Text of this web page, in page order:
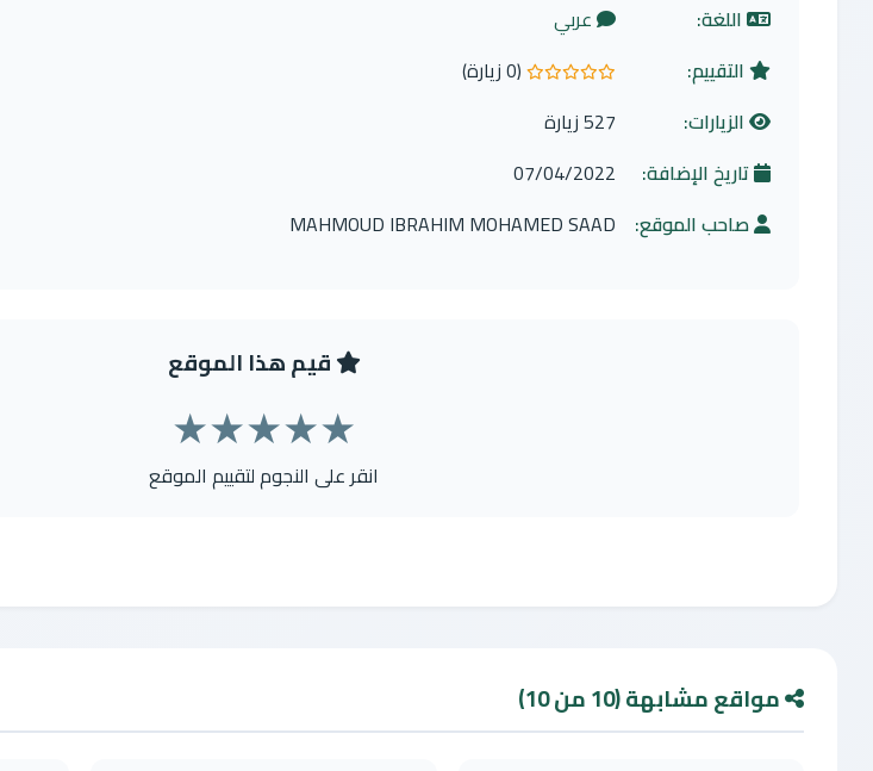
اللغة:
عربي
التقييم:
0.0 من 5 نجوم
(0 زيارة)
الزيارات:
527 زيارة
تاريخ الإضافة:
07/04/2022
صاحب الموقع: MAHMOUD IBRAHIM MOHAMED SAAD
قيم هذا الموقع
★
★
★
★
★
انقر على النجوم لتقييم الموقع
مواقع مشابهة (10 من 10)